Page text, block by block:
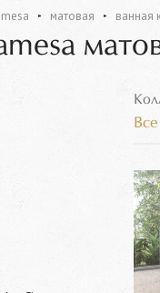
матовая ванная
Все